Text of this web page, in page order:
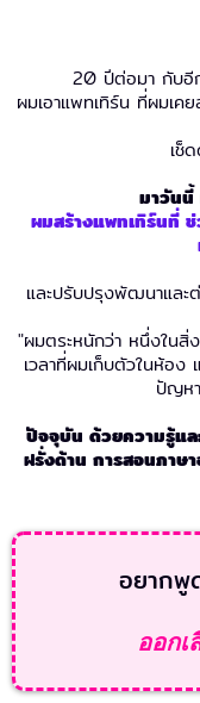
20 ปีต่อมา กับ
ผมเอาแพทเทิร์น ที่ผมเคย
เช็
มาวันนี้
ผมสร้างแพทเทิร์นที่
และปรับปรุงพัฒนาแล
"ผมตระหนักว่า หนึ่งในสิ่
เวลาที่ผมเก็บตัวในห้อง
ปัญห
ปัจจุบัน ด้วยความรู้แล
ฝรั่งด้าน การสอนภาษ
อยากพู
ออกเ